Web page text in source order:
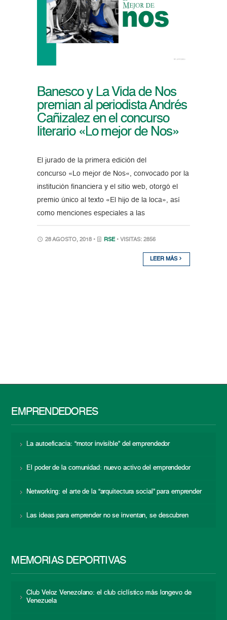
Banesco y La Vida de Nos
premian al periodista Andrés
Cañizalez en el concurso
literario «Lo mejor de Nos»
El jurado de la primera edición del
concurso «Lo mejor de Nos«, convocado por la
institución financiera y el sitio web, otorgó el
premio único al texto «El hijo de la loca», así
como menciones especiales a las
28 AGOSTO, 2018 • RSE • VISITAS: 2856
LEER MÁS
EMPRENDEDORES
La autoeficacia: “motor invisible” del emprendedor
El poder de la comunidad: nuevo activo del emprendedor
Networking: el arte de la “arquitectura social” para emprender
Las ideas para emprender no se inventan, se descubren
MEMORIAS DEPORTIVAS
Club Veloz Venezolano: el club ciclístico más longevo de
Venezuela